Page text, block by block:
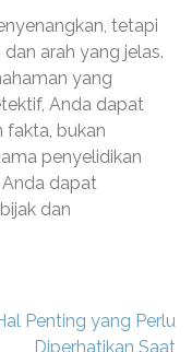
tetapi
arah yang jelas.
yang
Anda dapat
fakta, bukan
penyelidikan
dapat
dan
Penting yang Perlu
Diperhatikan Saat